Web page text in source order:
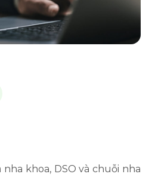
khoa, DSO và chuỗi nha